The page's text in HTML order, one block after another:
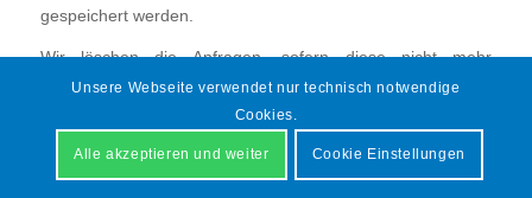
gespeichert werden.
Wir löschen die Anfragen, sofern diese nicht mehr
erforderlich sind. Wir überprüfen die Erforderlichkeit alle
zwei Jahre; Ferner gelten die gesetzlichen
Unsere Webseite verwendet nur technisch notwendige
Cookies.
Alle akzeptieren und weiter Cookie Einstellungen